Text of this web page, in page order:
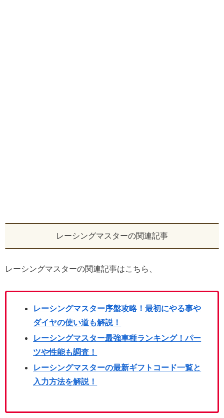
レーシングマスターの関連記事
レーシングマスターの関連記事はこちら、
レーシングマスター序盤攻略！最初にやる事や
ダイヤの使い道も解説！
レーシングマスター最強車種ランキング！パー
ツや性能も調査！
レーシングマスターの最新ギフトコード一覧と
入力方法を解説！